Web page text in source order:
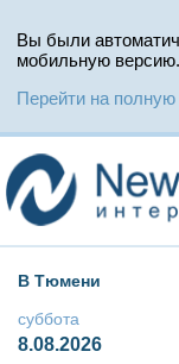
Вы были
мобильную версию.
Перейти на
В Тюмени
суббота
8.08.2026